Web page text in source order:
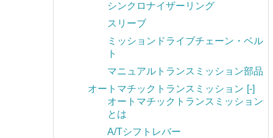
シンクロナイザーリング
スリーブ
ミッションドライブチェーン・ベル
ト
マニュアルトランスミッション部品
オートマチックトランスミッション [-]
オートマチックトランスミッション
とは
A/Tシフトレバー